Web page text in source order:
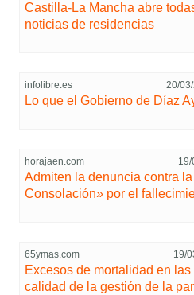
Castilla-La Mancha abre
noticias de residencias
infolibre.es 20/
Lo que el Gobierno de Díaz
horajaen.com 19/
Admiten la denuncia contra
Consolación» por el
65ymas.com 19/
Excesos de mortalidad en
calidad de la gestión de la